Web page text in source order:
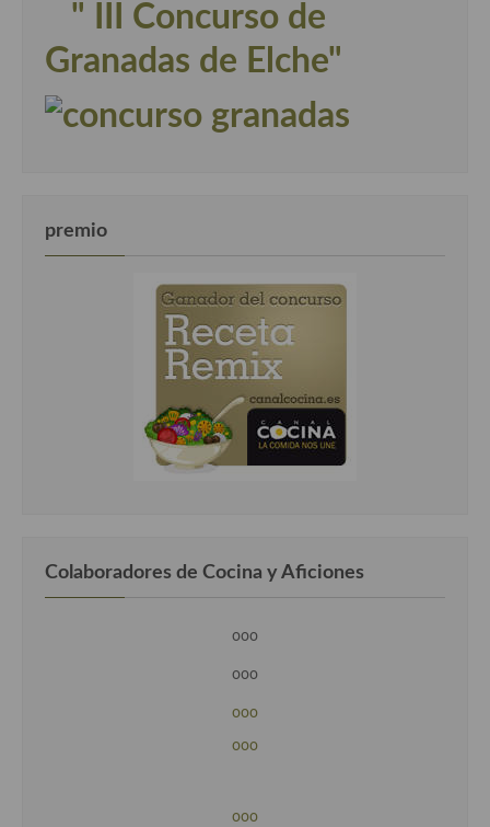
" III Concurso de
Granadas de Elche"
premio
Colaboradores de Cocina y Aficiones
ooo
ooo
ooo
ooo
ooo